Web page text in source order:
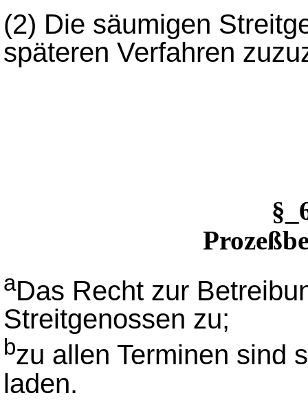
(2) Die säumigen
späteren Verfahren
aDas Recht zur
Streitgenossen zu;
bzu allen Terminen sind
laden.